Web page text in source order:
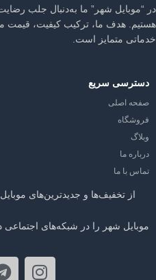
در “موبایل شهر” ما به‌دنبال جلب
هستیم. هدف ما، ترکیب کیفیت، قیمت
خدماتی متمایز است.
دسترسی سریع
صفحه اصلی
فروشگاه
وبلاگ
درباره ما
تماس با ما
از تخفیف‌ها و جدیدترین‌های
موبایل شهر را در شبکه‌های اجتماعی